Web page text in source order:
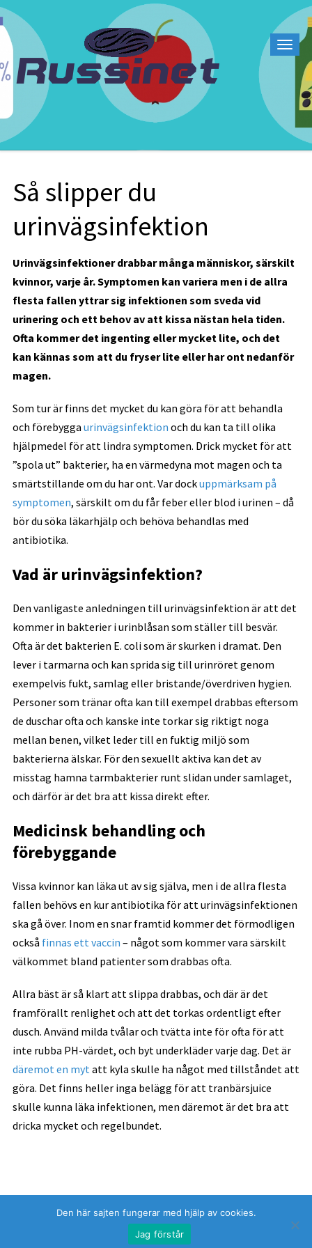
Så slipper du
urinvägsinfektion
Urinvägsinfektioner drabbar många människor, särskilt
kvinnor, varje år. Symptomen kan variera men i de allra
flesta fallen yttrar sig infektionen som sveda vid
urinering och ett behov av att kissa nästan hela tiden.
Ofta kommer det ingenting eller mycket lite, och det
kan kännas som att du fryser lite eller har ont nedanför
magen.
Som tur är finns det mycket du kan göra för att behandla
och förebygga urinvägsinfektion och du kan ta till olika
hjälpmedel för att lindra symptomen. Drick mycket för att
”spola ut” bakterier, ha en värmedyna mot magen och ta
smärtstillande om du har ont. Var dockuppmärksam på
symptomen, särskilt om du får feber eller blod i urinen – då
bör du söka läkarhjälp och behöva behandlas med
antibiotika.
Vad är urinvägsinfektion?
Den vanligaste anledningen till urinvägsinfektion är att det
kommer in bakterier i urinblåsan som ställer till besvär.
Ofta är det bakterien E. coli som är skurken i dramat. Den
lever i tarmarna och kan sprida sig till urinröret genom
exempelvis fukt, samlag eller bristande/överdriven hygien.
Personer som tränar ofta kan till exempel drabbas eftersom
de duschar ofta och kanske inte torkar sig riktigt noga
mellan benen, vilket leder till en fuktig miljö som
bakterierna älskar. För den sexuellt aktiva kan det av
misstag hamna tarmbakterier runt slidan under samlaget,
och därför är det bra att kissa direkt efter.
Medicinsk behandling och
förebyggande
Vissa kvinnor kan läka ut av sig själva, men i de allra flesta
fallen behövs en kur antibiotika för att urinvägsinfektionen
ska gå över. Inom en snar framtid kommer det förmodligen
också finnas ett vaccin – något som kommer vara särskilt
välkommet bland patienter som drabbas ofta.
Allra bäst är så klart att slippa drabbas, och där är det
framförallt renlighet och att det torkas ordentligt efter
dusch. Använd milda tvålar och tvätta inte för ofta för att
inte rubba PH-värdet, och byt underkläder varje dag. Det är
däremot en mytatt kyla skulle ha något med tillståndet att
göra. Det finns heller inga belägg för att tranbärsjuice
skulle kunna läka infektionen, men däremot är det bra att
dricka mycket och regelbundet.
Copyright © 2017 — Russinet.
Den här sajten fungerar med hjälp av cookies.
Jag förstår